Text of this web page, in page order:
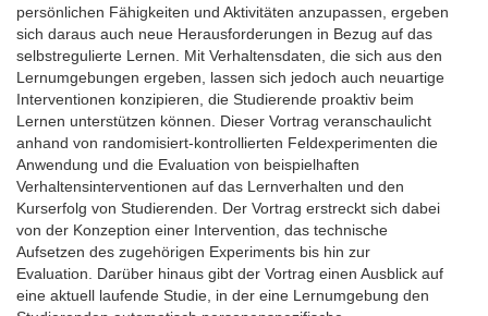
persönlichen Fähigkeiten und Aktivitäten anzupassen, ergeben
sich daraus auch neue Herausforderungen in Bezug auf das
selbstregulierte Lernen. Mit Verhaltensdaten, die sich aus den
Lernumgebungen ergeben, lassen sich jedoch auch neuartige
Interventionen konzipieren, die Studierende proaktiv beim
Lernen unterstützen können. Dieser Vortrag veranschaulicht
anhand von randomisiert-kontrollierten Feldexperimenten die
Anwendung und die Evaluation von beispielhaften
Verhaltensinterventionen auf das Lernverhalten und den
Kurserfolg von Studierenden. Der Vortrag erstreckt sich dabei
von der Konzeption einer Intervention, das technische
Aufsetzen des zugehörigen Experiments bis hin zur
Evaluation. Darüber hinaus gibt der Vortrag einen Ausblick auf
eine aktuell laufende Studie, in der eine Lernumgebung den